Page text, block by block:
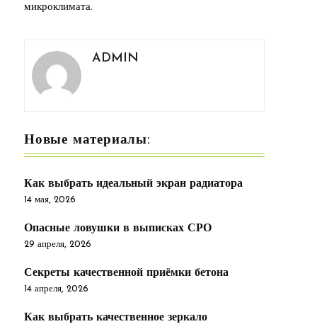
микроклимата.
ADMIN
Новые материалы:
Как выбрать идеальный экран радиатора
14 мая, 2026
Опасные ловушки в выписках СРО
29 апреля, 2026
Секреты качественной приёмки бетона
14 апреля, 2026
Как выбрать качественное зеркало